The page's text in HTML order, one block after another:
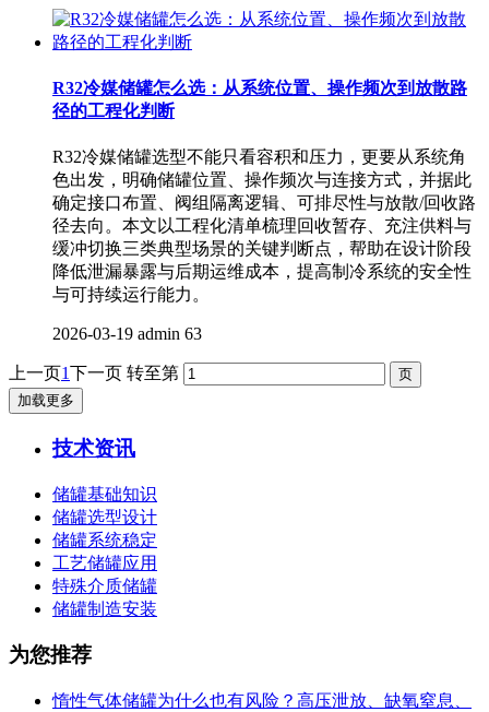
R32冷媒储罐怎么选：从系统位置、操作频次到放散路
径的工程化判断
R32冷媒储罐选型不能只看容积和压力，更要从系统角
色出发，明确储罐位置、操作频次与连接方式，并据此
确定接口布置、阀组隔离逻辑、可排尽性与放散/回收路
径去向。本文以工程化清单梳理回收暂存、充注供料与
缓冲切换三类典型场景的关键判断点，帮助在设计阶段
降低泄漏暴露与后期运维成本，提高制冷系统的安全性
与可持续运行能力。
2026-03-19 admin 63
上一页1下一页 转至第
加载更多
技术资讯
储罐基础知识
储罐选型设计
储罐系统稳定
工艺储罐应用
特殊介质储罐
储罐制造安装
为您推荐
惰性气体储罐为什么也有风险？高压泄放、缺氧窒息、